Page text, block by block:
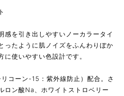
感を引き出しやすいノーカラータイ
ったように肌ノイズをふんわりぼか
に使いやすい色設計です。
コーン-15：紫外線防止）配合。さ
ロン酸Na、ホワイトストロベリー